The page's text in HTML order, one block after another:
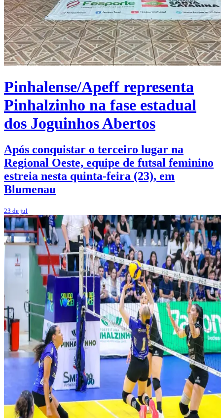
Pinhalense/Apeff representa
Pinhalzinho na fase estadual
dos Joguinhos Abertos
Após conquistar o terceiro lugar na
Regional Oeste, equipe de futsal feminino
estreia nesta quinta-feira (23), em
Blumenau
23 de jul